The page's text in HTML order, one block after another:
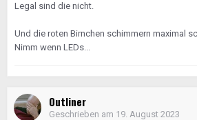
Legal sind die nicht.
Und die roten Birnchen schimmern maximal
Nimm wenn LEDs...
Outliner
Geschrieben am 19. August 2023